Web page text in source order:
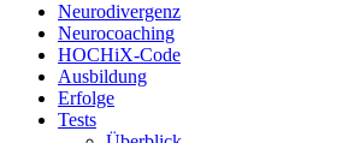
Neurodivergenz
Neurocoaching
HOCHiX-Code
Ausbildung
Erfolge
Tests